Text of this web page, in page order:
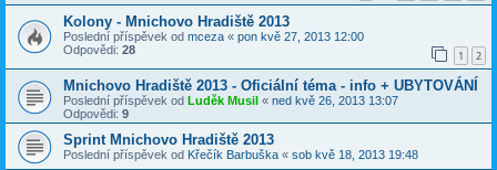
Kolony - Mnichovo Hradiště 2013
Poslední příspěvek od mceza « pon kvě 27, 2013 12:00
Odpovědi: 28 1 2
Mnichovo Hradiště 2013 - Oficiální téma - info + UBYTOVÁNÍ
Poslední příspěvek od Luděk Musil « ned kvě 26, 2013 13:07
Odpovědi: 9
Sprint Mnichovo Hradiště 2013
Poslední příspěvek od Křečík Barbuška « sob kvě 18, 2013 19:48